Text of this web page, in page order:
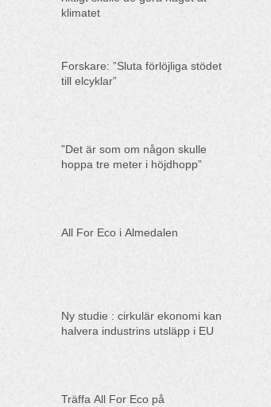
klimatet
Forskare: ”Sluta förlöjliga stödet
till elcyklar”
”Det är som om någon skulle
hoppa tre meter i höjdhopp”
All For Eco i Almedalen
Ny studie : cirkulär ekonomi kan
halvera industrins utsläpp i EU
Träffa All For Eco på